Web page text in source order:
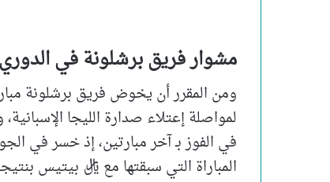
مشوار فريق برشلونة في
ومن المقرر أن يخوض فريق برشلونة
لمواصلة إعتلاء صدارة الليجا
في الفوز بـ آخر مبارتين، إذ خسر في
المباراة التي سبقتها مع ريال بيتيس بنتيجة